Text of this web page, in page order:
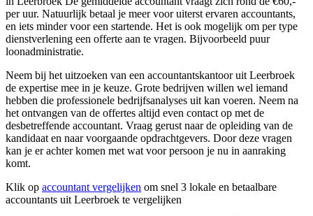
per uur. Natuurlijk betaal je meer voor uiterst ervaren accountants,
en iets minder voor een startende. Het is ook mogelijk om per type
dienstverlening een offerte aan te vragen. Bijvoorbeeld puur
loonadministratie.
Neem bij het uitzoeken van een accountantskantoor uit Leerbroek
de expertise mee in je keuze. Grote bedrijven willen wel iemand
hebben die professionele bedrijfsanalyses uit kan voeren. Neem na
het ontvangen van de offertes altijd even contact op met de
desbetreffende accountant. Vraag gerust naar de opleiding van de
kandidaat en naar voorgaande opdrachtgevers. Door deze vragen
kan je er achter komen met wat voor persoon je nu in aanraking
komt.
Klik op accountant vergelijken om snel 3 lokale en betaalbare
accountants uit Leerbroek te vergelijken